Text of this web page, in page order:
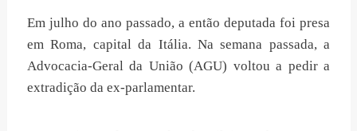
Em julho do ano passado, a então deputada foi presa
em Roma, capital da Itália. Na semana passada, a
Advocacia-Geral da União (AGU) voltou a pedir a
extradição da ex-parlamentar.